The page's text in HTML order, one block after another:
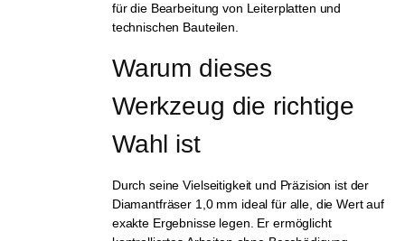
für die Bearbeitung von Leiterplatten und
technischen Bauteilen.
Warum dieses
Werkzeug die richtige
Wahl ist
Durch seine Vielseitigkeit und Präzision ist der
Diamantfräser 1,0 mm ideal für alle, die Wert auf
exakte Ergebnisse legen. Er ermöglicht